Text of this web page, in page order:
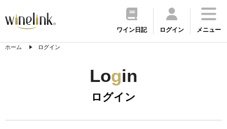
ワイン日記 ログイン メニュー
ホーム ログイン
Login
ログイン